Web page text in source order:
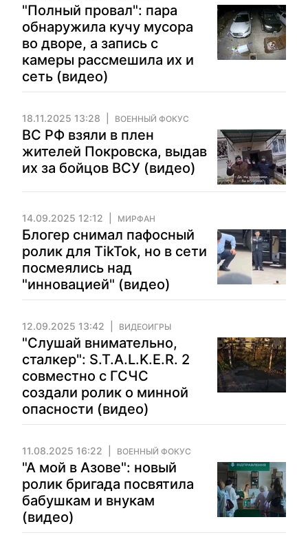
"Полный провал": пара
обнаружила кучу мусора
во дворе, а запись с
камеры рассмешила их и
сеть (видео)
18.11.2025 13:28 ВОЕННЫЙ ФОКУС
ВС РФ взяли в плен
жителей Покровска, выдав
их за бойцов ВСУ (видео)
14.09.2025 12:12 МИРФАН
Блогер снимал пафосный
ролик для TikTok, но в сети
посмеялись над
"инновацией" (видео)
12.09.2025 13:42 ВИДЕОИГРЫ
"Слушай внимательно,
сталкер": S.T.A.L.K.E.R. 2
совместно с ГСЧС
создали ролик о минной
опасности (видео)
11.08.2025 16:22 ВОЕННЫЙ ФОКУС
"А мой в Азове": новый
ролик бригада посвятила
бабушкам и внукам
(видео)